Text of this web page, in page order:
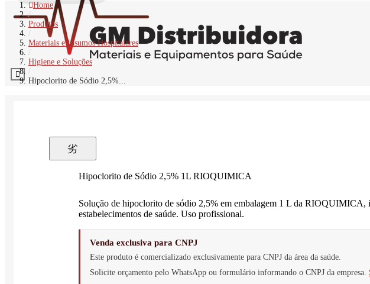
Home
/
Produtos
/
Materiais e Insumos Hospitalares
/
Higiene e Soluções
/
Hipoclorito de Sódio 2,5%...
Hipoclorito de Sódio 2,5% 1L RIOQUIMICA
Solução de hipoclorito de sódio 2,5% em embalagem 1 L da RIOQUIMICA,
estabelecimentos de saúde. Uso profissional.
Venda exclusiva para CNPJ
Este produto é comercializado exclusivamente para CNPJ da área da saúde.
Solicite orçamento pelo WhatsApp ou formulário informando o CNPJ da empresa.